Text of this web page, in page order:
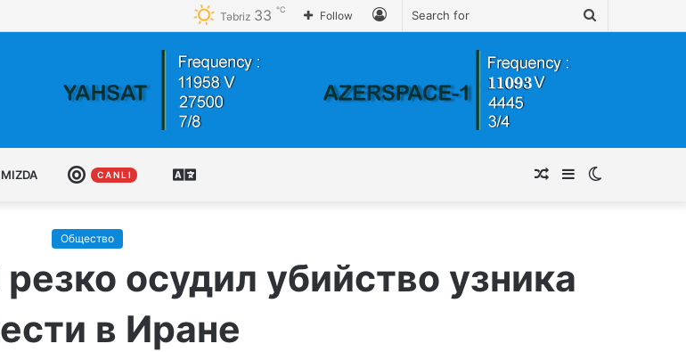
Follow
Təbriz 33 ℃
CANLI
C A N L I Sidebar
Random
Общество
осудил убийство узника
в Иране